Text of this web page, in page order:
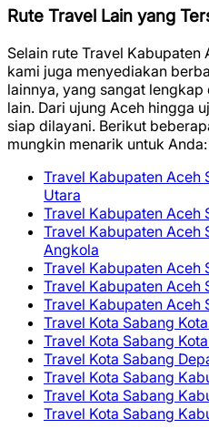
Rute Travel Lain yang
Selain rute Travel Kabupaten
kami juga menyediakan
lainnya, yang sangat
lain. Dari ujung Aceh hingga
siap dilayani. Berikut
mungkin menarik untuk Anda:
Travel Kabupaten Aceh
Utara
Travel Kabupaten Aceh
Travel Kabupaten Aceh
Angkola
Travel Kabupaten Aceh
Travel Kabupaten Aceh
Travel Kabupaten Aceh
Travel Kota Sabang
Travel Kota Sabang
Travel Kota Sabang
Travel Kota Sabang
Travel Kota Sabang
Travel Kota Sabang